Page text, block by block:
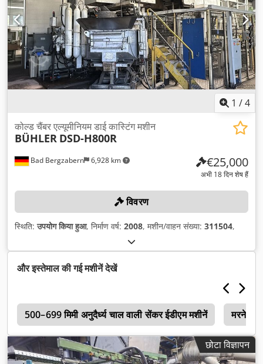
1 /4
Bad Bergzabern 6,928 km
कोल्ड चैंबर एल्यूमीनियम डाई कास्टिंग मशीन
BÜHLER DSD-H800R
€25,000
अभी 18 दिन शेष हैं
विवरण
स्थिति:उपयोग किया हुआ, निर्माण वर्ष: 2008, मशीन/वाहन संख्या: 311504,
और इस्तेमाल की गई मशीनें देखें
500–699 मिमी अनुदैर्ध्य चाल वाली सेंकर ईडीएम मशीनें मरने
छोटा विज्ञापन